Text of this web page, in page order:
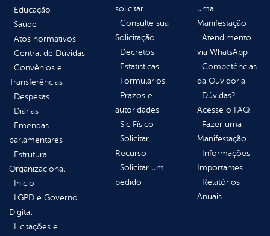
Educação
Saúde
Atos normativos
Central de Dúvidas
Convênios e
Transferências
Despesas
Diárias
Emendas
parlamentares
Estrutura
Organizacional
Inicio
LGPD e Governo
Digital
Licitações e
solicitar
Consulte sua
Solicitação
Decretos
Estatísticas
Formulários
Prazos e
autoridades
Sic Físico
Solicitar
Recurso
Solicitar um
pedido
uma
Manifestação
Atendimento
via WhatsApp
Competências
da Ouvidoria
Dúvidas?
Acesse o FAQ
Fazer uma
Manifestação
Informações
Importantes
Relatórios
Anuais